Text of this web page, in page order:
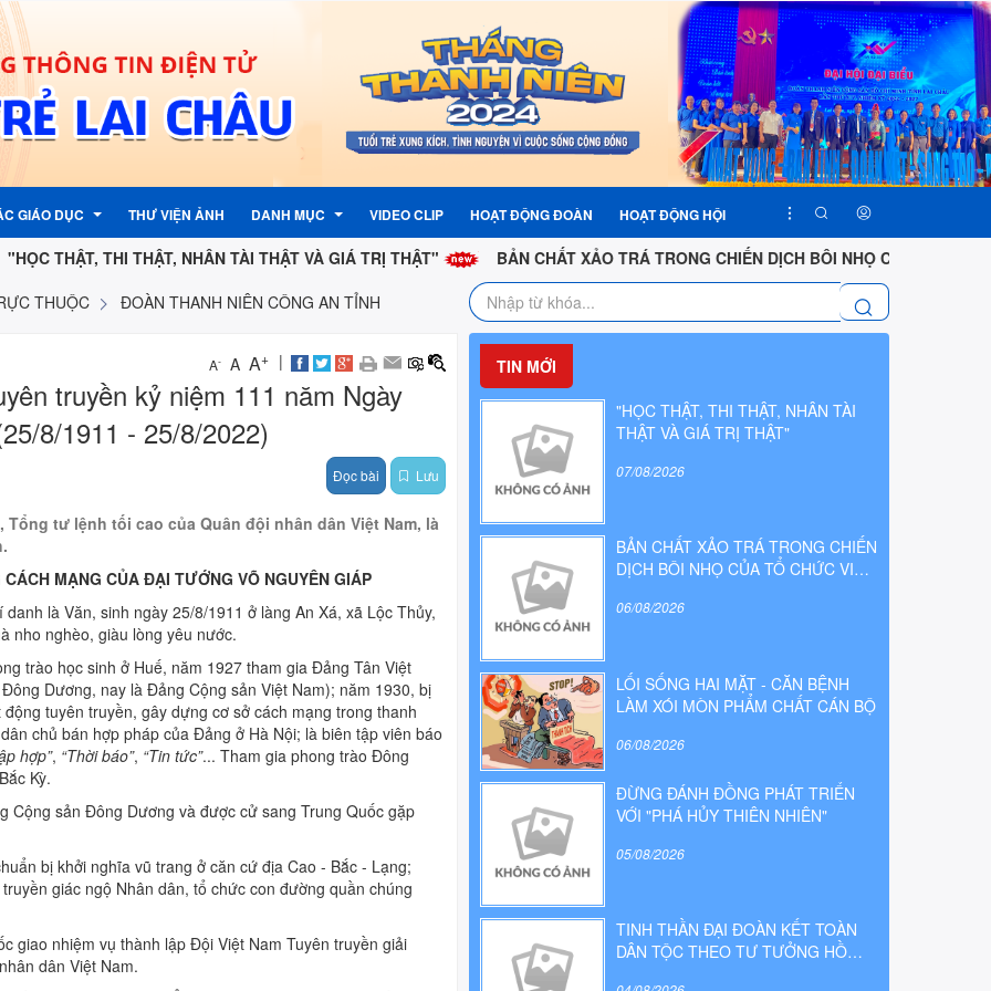
CỦA ĐẢNG
NƯỚC
TRỊ
PHÁP LUẬT
GIÁO DỤC
PHẢN ÁNH, KIẾN NGHỊ
THƯ VIỆN ẢNH DANH MỤC
LỊCH CÔNG TÁC
LIÊN KẾT TRANG TIN ĐIỆN TỬ
THƯ ĐIỆN TỬ CÔNG VỤ
PHẦN MỀM QUẢN LÍ VĂN BẢN
VIDEO CLIP HOẠT ĐỘNG ĐOÀN HOẠT ĐỘNG HỘI
THẬT, NHÂN TÀI THẬT VÀ GIÁ TRỊ THẬT"
BẢN CHẤT XẢO TRÁ TRONG CHIẾN DỊCH BÔI NHỌ CỦA TỔ CHỨC VIỆT TÂN
THUỘC ĐOÀN THANH NIÊN CÔNG AN TỈNH
A- A A+ |
truyền kỷ niệm 111 năm Ngày
8/1911 - 25/8/2022)
Đọc bài Lưu
tư lệnh tối cao của Quân đội nhân dân Việt Nam, là
MẠNG CỦA ĐẠI TƯỚNG VÕ NGUYÊN GIÁP
là Văn, sinh ngày 25/8/1911 ở làng An Xá, xã Lộc Thủy,
nho nghèo, giàu lòng yêu nước.
trào học sinh ở Huế, năm 1927 tham gia Đảng Tân Việt
Dương, nay là Đảng Cộng sản Việt Nam); năm 1930, bị
tuyên truyền, gây dựng cơ sở cách mạng trong thanh
chủ bán hợp pháp của Đảng ở Hà Nội; là biên tập viên báo
hợp”, “Thời báo”, “Tin tức”... Tham gia phong trào Đông
Kỳ.
Cộng sản Đông Dương và được cử sang Trung Quốc gặp
bị khởi nghĩa vũ trang ở căn cứ địa Cao - Bắc - Lạng;
giác ngộ Nhân dân, tổ chức con đường quần chúng
giao nhiệm vụ thành lập Đội Việt Nam Tuyên truyền giải
dân Việt Nam.
TIN MỚI
"HỌC THẬT, THI THẬT, NHÂN TÀI
THẬT VÀ GIÁ TRỊ THẬT"
07/08/2026
BẢN CHẤT XẢO TRÁ TRONG CHIẾN
DỊCH BÔI NHỌ CỦA TỔ CHỨC VIỆT
06/08/2026
LỐI SỐNG HAI MẶT - CĂN BỆNH
LÀM XÓI MÒN PHẨM CHẤT CÁN BỘ
06/08/2026
ĐỪNG ĐÁNH ĐỒNG PHÁT TRIỂN
VỚI "PHÁ HỦY THIÊN NHIÊN"
05/08/2026
TINH THẦN ĐẠI ĐOÀN KẾT TOÀN
DÂN TỘC THEO TƯ TƯỞNG HỒ